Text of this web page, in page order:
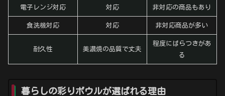
電子レンジ対応 対応 非対応の商品もあり
食洗機対応 対応 非対応商品が多い
耐久性 美濃焼の品質で丈夫
程度にばらつきがあ
る
暮らしの彩りボウルが選ばれる理由